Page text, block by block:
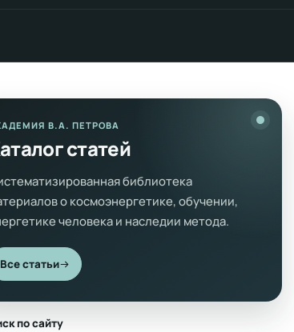
В.А. ПЕТРОВА
статей
библиотека
о космоэнергетике, обучении,
человека и наследии метода.
Все статьи
по сайту